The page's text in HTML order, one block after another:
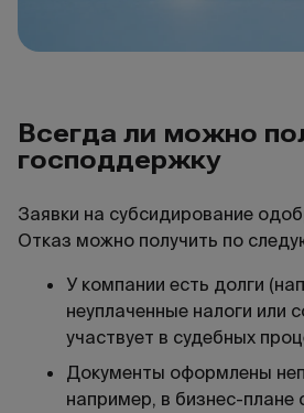
Всегда ли можно
господдержку
Заявки на субсидирование
Отказ можно получить по
У компании есть долги
неуплаченные налоги или
участвует в судебных
Документы оформлены
например, в бизнес-